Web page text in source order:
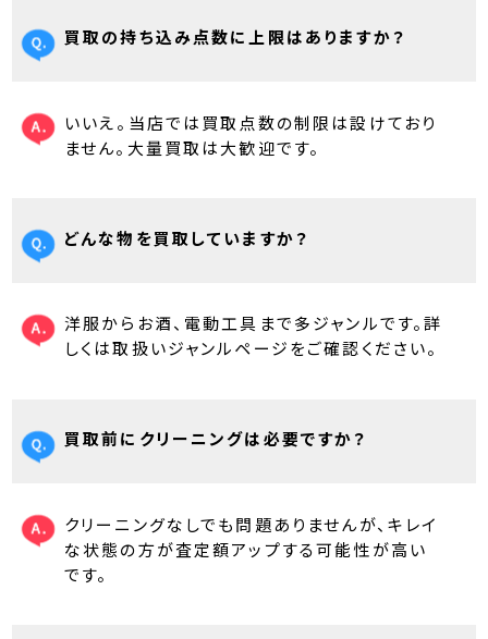
買取の持ち込み点数に上限はありますか？
いいえ。当店では買取点数の制限は設けており
ません。大量買取は大歓迎です。
どんな物を買取していますか？
洋服からお酒、電動工具まで多ジャンルです。詳
しくは取扱いジャンルページをご確認ください。
買取前にクリーニングは必要ですか？
クリーニングなしでも問題ありませんが、キレイ
な状態の方が査定額アップする可能性が高い
です。